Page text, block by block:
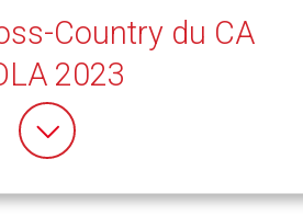
Country du CA
2023